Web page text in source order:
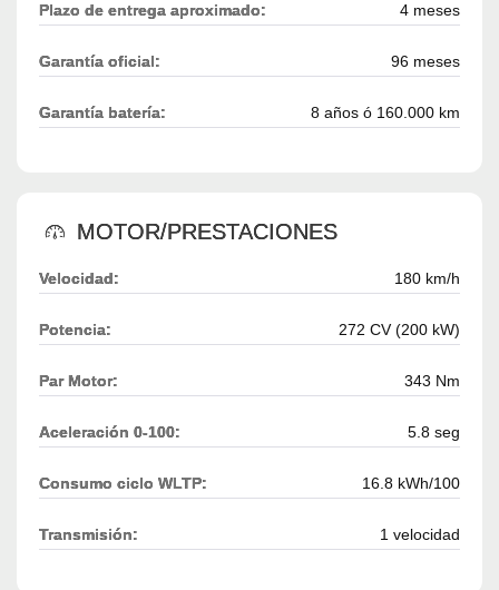
Plazo de entrega aproximado: 4 meses
Garantía oficial: 96 meses
Garantía batería: 8 años ó 160.000 km
MOTOR/PRESTACIONES
Velocidad: 180 km/h
Potencia: 272 CV (200 kW)
Par Motor: 343 Nm
Aceleración 0-100: 5.8 seg
Consumo ciclo WLTP: 16.8 kWh/100
Transmisión: 1 velocidad